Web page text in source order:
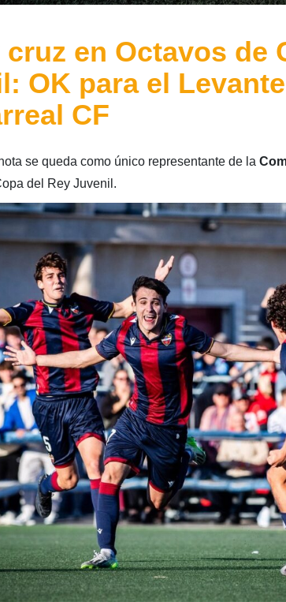
cruz en Octavos de
OK para el
CF
se queda como único representante de la
del Rey Juvenil.